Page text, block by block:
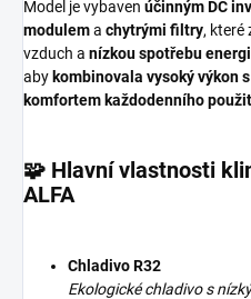
Model je vybaven účinným DC
modulema chytrými filtry, které
vzduch a nízkou spotřebu
aby kombinovala vysoký výkon
komfortem každodenního
🧩 Hlavní vlastnosti
ALFA
Chladivo R32
Ekologické chladivo s